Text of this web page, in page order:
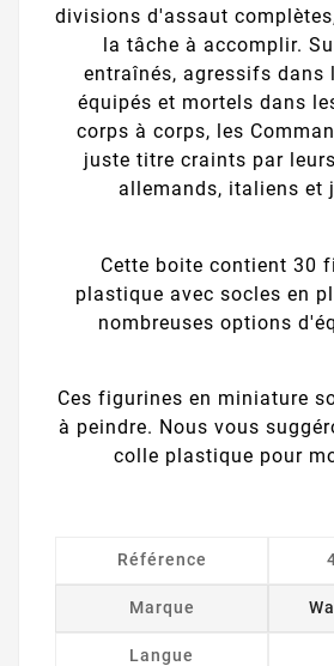
divisions d'assaut
la tâche à accomplir.
entraînés, agressifs dans
équipés et mortels dans
corps à corps, les
juste titre craints par
allemands, italiens et
Cette boite contient 30
plastique avec socles en
nombreuses options
Ces figurines en miniature
à peindre. Nous vous
colle plastique pour
Référence
Marque
Langue